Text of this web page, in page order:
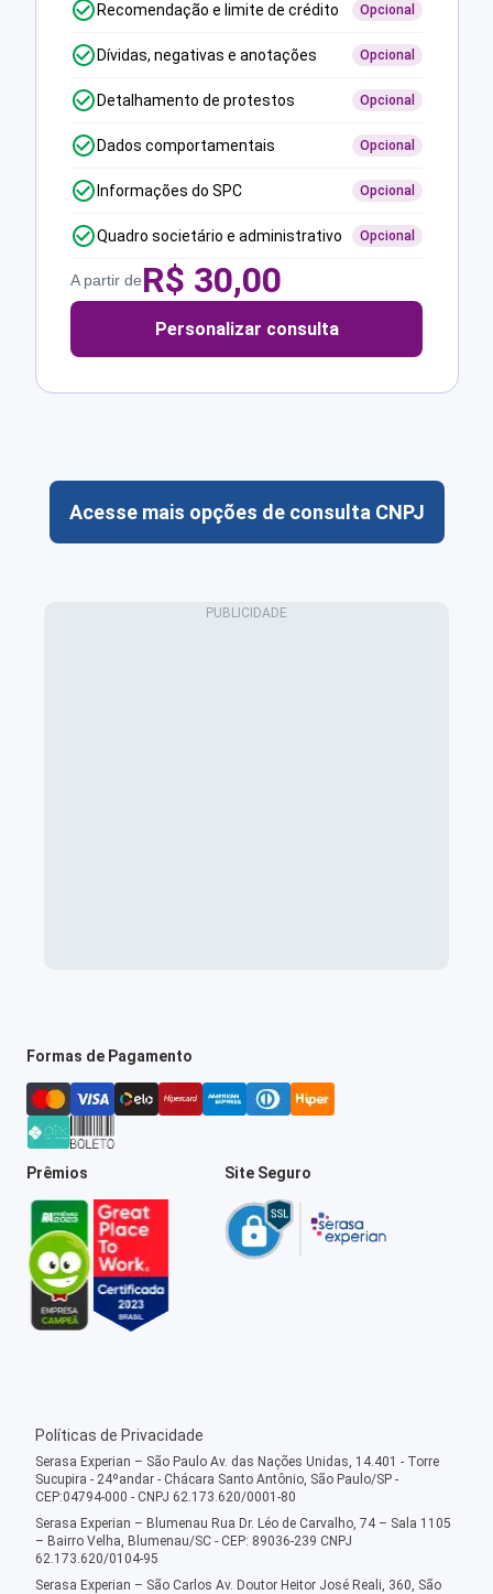
Recomendação e limite de crédito Opcional
Dívidas, negativas e anotações Opcional
Detalhamento de protestos Opcional
Dados comportamentais Opcional
Informações do SPC Opcional
Quadro societário e administrativo Opcional
A partir deR$ 30,00
Personalizar consulta
Acesse mais opções de consulta CNPJ
Formas de Pagamento
Prêmios Site Seguro
Políticas de Privacidade
Serasa Experian – São Paulo Av. das Nações Unidas, 14.401 - Torre
Sucupira - 24ºandar - Chácara Santo Antônio, São Paulo/SP -
CEP:04794-000 - CNPJ 62.173.620/0001-80
Serasa Experian – Blumenau Rua Dr. Léo de Carvalho, 74 – Sala 1105
– Bairro Velha, Blumenau/SC - CEP: 89036-239 CNPJ
62.173.620/0104-95
Serasa Experian – São Carlos Av. Doutor Heitor José Reali, 360, São